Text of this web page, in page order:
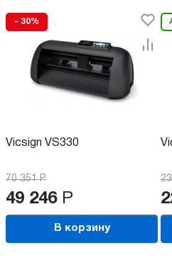
- 30%
Vicsign VS330
70 351 Р
49 246 Р
В корзину